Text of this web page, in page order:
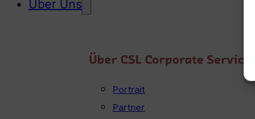
Über Uns
Über CSL Corporate Services
Portrait
Partner